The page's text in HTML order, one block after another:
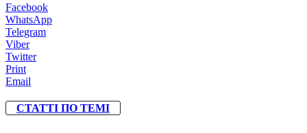
Facebook
WhatsApp
Telegram
Viber
Twitter
Print
Email
СТАТТІ ПО ТЕМІ